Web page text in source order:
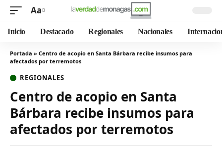
Aa
Inicio Destacado Regionales Nacionales
Portada » Centro de acopio en Santa Bárbara recibe insumos para
afectados por terremotos
REGIONALES
Centro de acopio en Santa
Bárbara recibe insumos para
afectados por terremotos